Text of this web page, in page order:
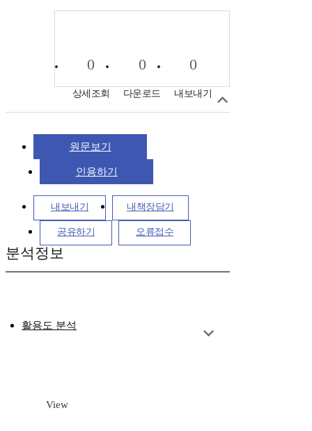
0
상세조회
0
다운로드
0
내보내기
원문보기
인용하기
내보내기 내책장담기
공유하기 오류접수
분석정보
활용도 분석
View